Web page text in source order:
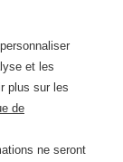
et les
plus sur les
de
ne seront